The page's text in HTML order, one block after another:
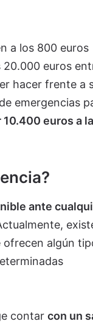
a los 800 euros
20.000 euros
hacer frente a
emergencias
euros a la
ante
ofrecen algún
contar con un